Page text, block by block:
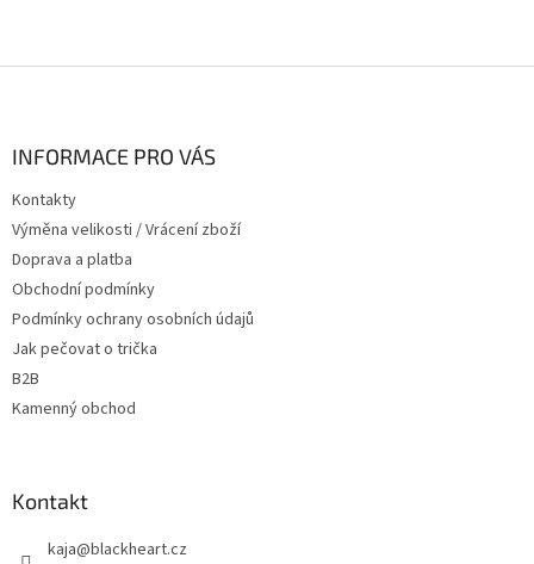
INFORMACE PRO VÁS
Kontakty
Výměna velikosti / Vrácení zboží
Doprava a platba
Obchodní podmínky
Podmínky ochrany osobních údajů
Jak pečovat o trička
B2B
Kamenný obchod
Kontakt
kaja@blackheart.cz